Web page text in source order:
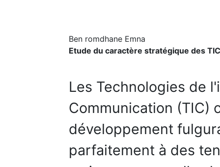
Ben romdhane Emna
Etude du caractère stratégique des
Les Technologies de
Communication (TIC)
développement
parfaitement à des